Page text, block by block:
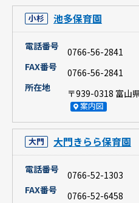
小杉 池多保育園
電話番号
0766-56-2841
FAX番号
0766-56-2841
所在地
〒939-0318 富山
案内図
大門 大門きらら保育園
電話番号
0766-52-1303
FAX番号
0766-52-6458